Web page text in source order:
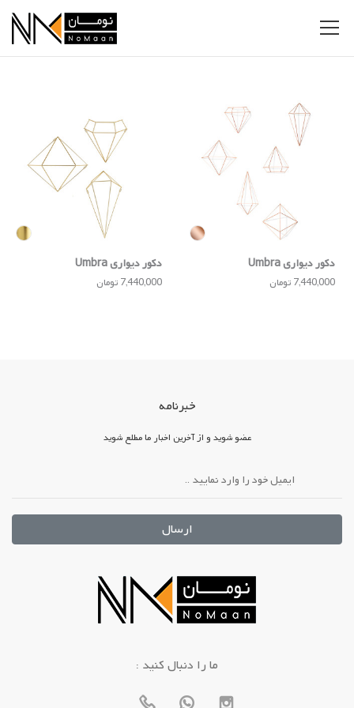
دکور دیواری Umbra
7,440,000 تومان
دکور دیواری Umbra
7,440,000 تومان
خبرنامه
عضو شوید و از آخرین اخبار ما مطلع شوید
ارسال
: ما را دنبال کنید